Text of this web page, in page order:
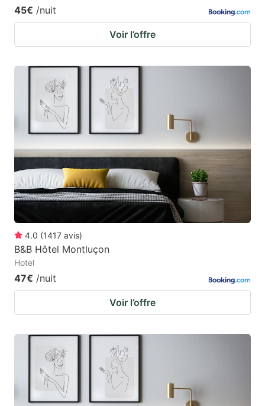
45€ /nuit
Voir l’offre
4.0 (1417 avis)
B&B Hôtel Montluçon
Hotel
47€ /nuit
Voir l’offre